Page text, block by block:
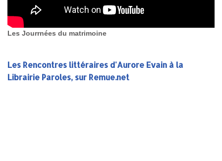
Les Jourrnées du matrimoine
Les Rencontres littéraires d'Aurore Evain à la
Librairie Paroles, sur Remue.net